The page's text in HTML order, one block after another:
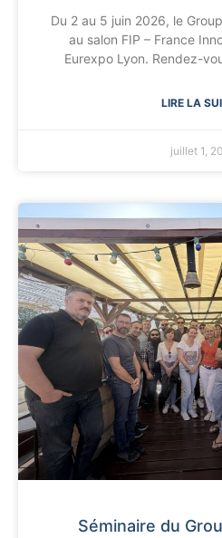
Du 2 au 5 juin 2026, le
au salon FIP – France
Eurexpo Lyon. Rendez-
LIRE LA
juillet 1,
Séminaire du